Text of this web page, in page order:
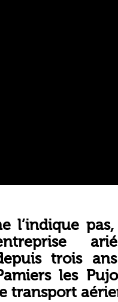
l’indique
trois
les
transport